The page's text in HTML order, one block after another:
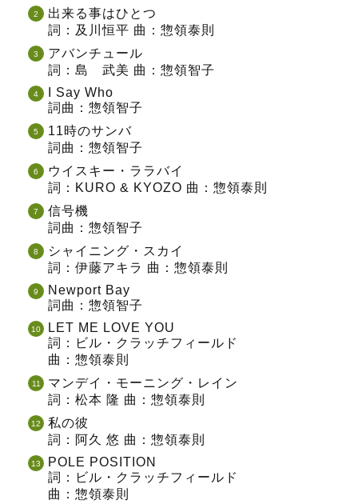
出来る事はひとつ
詞：及川恒平 曲：惣領泰則
アバンチュール
詞：島 武美 曲：惣領智子
I Say Who
詞曲：惣領智子
11時のサンバ
詞曲：惣領智子
ウイスキー・ララバイ
詞：KURO & KYOZO 曲：惣領泰則
信号機
詞曲：惣領智子
シャイニング・スカイ
詞：伊藤アキラ 曲：惣領泰則
Newport Bay
詞曲：惣領智子
LET ME LOVE YOU
詞：ビル・クラッチフィールド
曲：惣領泰則
マンデイ・モーニング・レイン
詞：松本 隆 曲：惣領泰則
私の彼
詞：阿久 悠 曲：惣領泰則
POLE POSITION
詞：ビル・クラッチフィールド
曲：惣領泰則